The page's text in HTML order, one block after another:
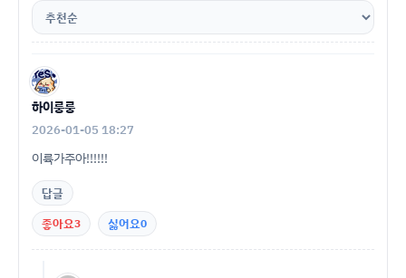
하이룽룽
2026-01-05 18:27
이륙가주아!!!!!!
답글
좋아요3 싫어요0